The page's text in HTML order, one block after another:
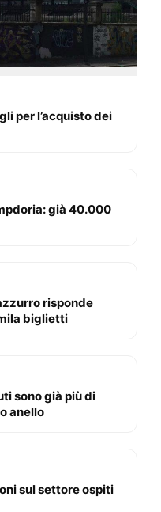
per l’acquisto dei
già 40.000
risponde
biglietti
sono già più di
anello
sul settore ospiti